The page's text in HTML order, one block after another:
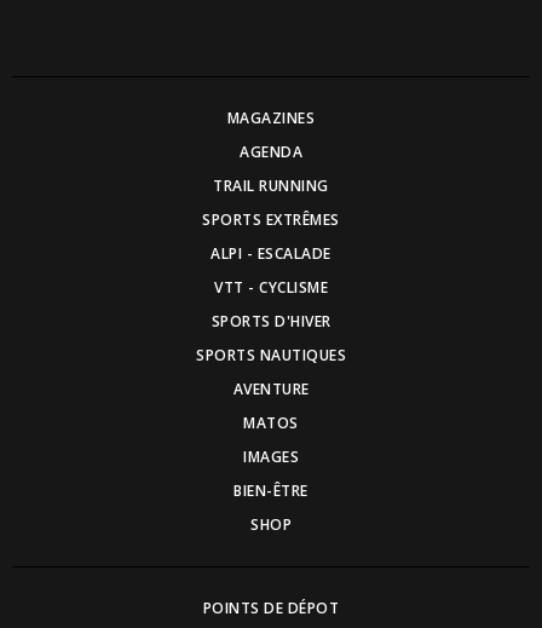
MAGAZINES
AGENDA
TRAIL RUNNING
SPORTS EXTRÊMES
ALPI - ESCALADE
VTT - CYCLISME
SPORTS D'HIVER
SPORTS NAUTIQUES
AVENTURE
MATOS
IMAGES
BIEN-ÊTRE
SHOP
POINTS DE DÉPOT